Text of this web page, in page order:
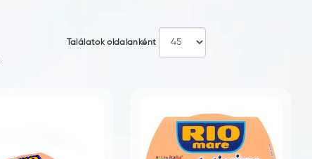
Találatok oldalanként